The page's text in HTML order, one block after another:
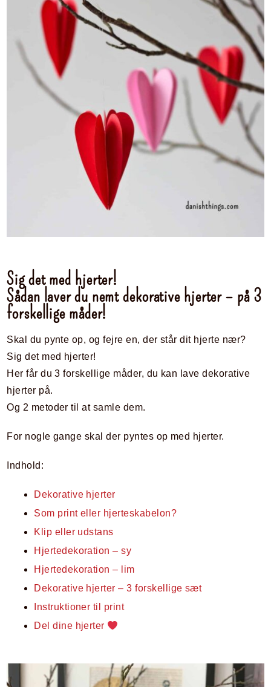
Sig det med hjerter!
Sådan laver du nemt dekorative hjerter – på 3
forskellige måder!
Skal du pynte op, og fejre en, der står dit hjerte nær?
Sig det med hjerter!
Her får du 3 forskellige måder, du kan lave dekorative
hjerter på.
Og 2 metoder til at samle dem.
For nogle gange skal der pyntes op med hjerter.
Indhold:
Dekorative hjerter
Som print eller hjerteskabelon?
Klip eller udstans
Hjertedekoration – sy
Hjertedekoration – lim
Dekorative hjerter – 3 forskellige sæt
Instruktioner til print
Del dine hjerter